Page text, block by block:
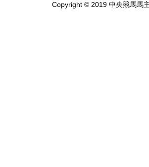
Copyright © 2019 中央競馬馬